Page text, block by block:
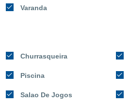
Varanda
Churrasqueira
Piscina
Salao De Jogos